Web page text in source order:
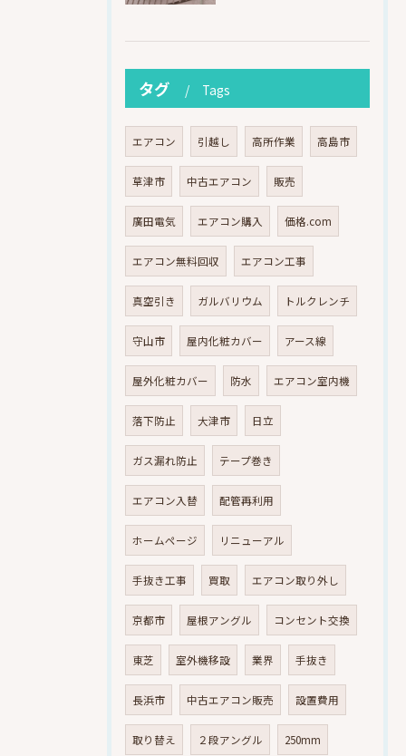
タグ Tags
エアコン 引越し 高所作業 高島市
草津市 中古エアコン 販売
廣田電気 エアコン購入 価格.com
エアコン無料回収 エアコン工事
真空引き ガルバリウム トルクレンチ
守山市 屋内化粧カバー アース線
屋外化粧カバー 防水 エアコン室内機
落下防止 大津市 日立
ガス漏れ防止 テープ巻き
エアコン入替 配管再利用
ホームページ リニューアル
手抜き工事 買取 エアコン取り外し
京都市 屋根アングル コンセント交換
東芝 室外機移設 業界 手抜き
長浜市 中古エアコン販売 設置費用
取り替え ２段アングル 250mm